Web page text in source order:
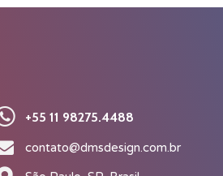
+55 11 98275.4488
contato@dmsdesign.com.br